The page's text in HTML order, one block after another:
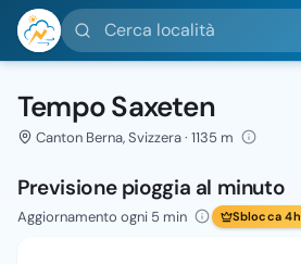
Cerca località
Tempo Saxeten
Canton Berna, Svizzera · 1135 m
Previsione pioggia al minuto
Aggiornamento ogni 5 min Sblocca 4h